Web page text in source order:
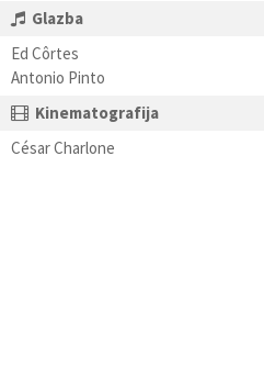
Glazba
Ed Côrtes
Antonio Pinto
Kinematografija
César Charlone